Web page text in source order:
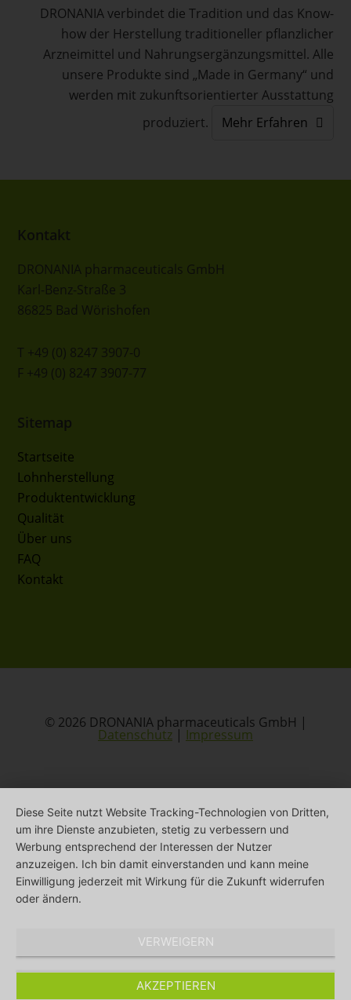
DRONANIA verbindet die Tradition und das Know-
how der Herstellung traditioneller pflanzlicher
Arzneimittel und Nahrungsergänzungsmittel. Alle
unsere Produkte sind „Made in Germany“ und
werden mit zukunftsorientierter Ausstattung
produziert.
Mehr Erfahren
FOOTER
Kontakt
DRONANIA pharmaceuticals GmbH
Karl-Benz-Straße 3
86825 Bad Wörishofen
T +49 (0) 8247 3907-0
F +49 (0) 8247 3907-77
Sitemap
Startseite
Lohnherstellung
Produktentwicklung
Qualität
Über uns
FAQ
Kontakt
© 2026 DRONANIA pharmaceuticals GmbH |
Datenschutz | Impressum
Diese Seite nutzt Website Tracking-Technologien von Dritten,
um ihre Dienste anzubieten, stetig zu verbessern und
Werbung entsprechend der Interessen der Nutzer
anzuzeigen. Ich bin damit einverstanden und kann meine
Einwilligung jederzeit mit Wirkung für die Zukunft widerrufen
oder ändern.
VERWEIGERN
AKZEPTIEREN